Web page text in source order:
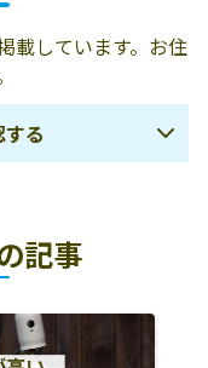
0947-82-5040
載しています。お住
る
宗像市
糟屋郡新宮町
記事